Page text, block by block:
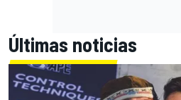
Últimas noticias